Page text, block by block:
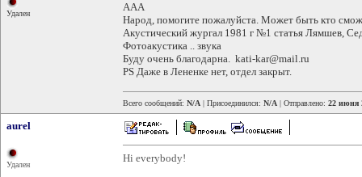
Удален
ААА
Народ, помогите пожалуйста. Может быть кто
Акустический жургал 1981 г №1 статья Лямшев,
Фотоакустика .. звука
Буду очень благодарна. kati-kar@mail.ru
PS Даже в Лененке нет, отдел закрыт.
Всего сообщений: N/A | Присоединился: N/A | Отправлено: 22 июня
aurel
Удален
Hi everybody!